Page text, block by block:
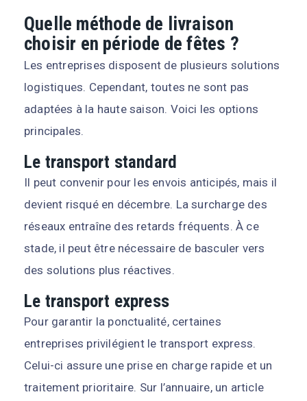
Quelle méthode de livraison
choisir en période de fêtes ?
Les entreprises disposent de plusieurs solutions
logistiques. Cependant, toutes ne sont pas
adaptées à la haute saison. Voici les options
principales.
Le transport standard
Il peut convenir pour les envois anticipés, mais il
devient risqué en décembre. La surcharge des
réseaux entraîne des retards fréquents. À ce
stade, il peut être nécessaire de basculer vers
des solutions plus réactives.
Le transport express
Pour garantir la ponctualité, certaines
entreprises privilégient le transport express.
Celui-ci assure une prise en charge rapide et un
traitement prioritaire. Sur l’annuaire, un article